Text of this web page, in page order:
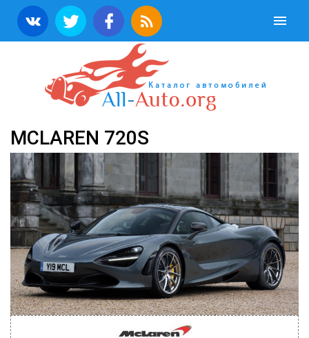
MCLAREN 720S